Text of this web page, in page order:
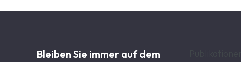
Bleiben Sie immer auf dem